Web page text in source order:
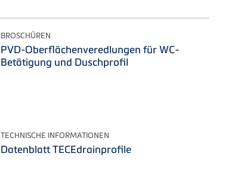
BROSCHÜREN
PVD-Oberflächenveredlungen für WC-
Betätigung und Duschprofil
TECHNISCHE INFORMATIONEN
Datenblatt TECEdrainprofile